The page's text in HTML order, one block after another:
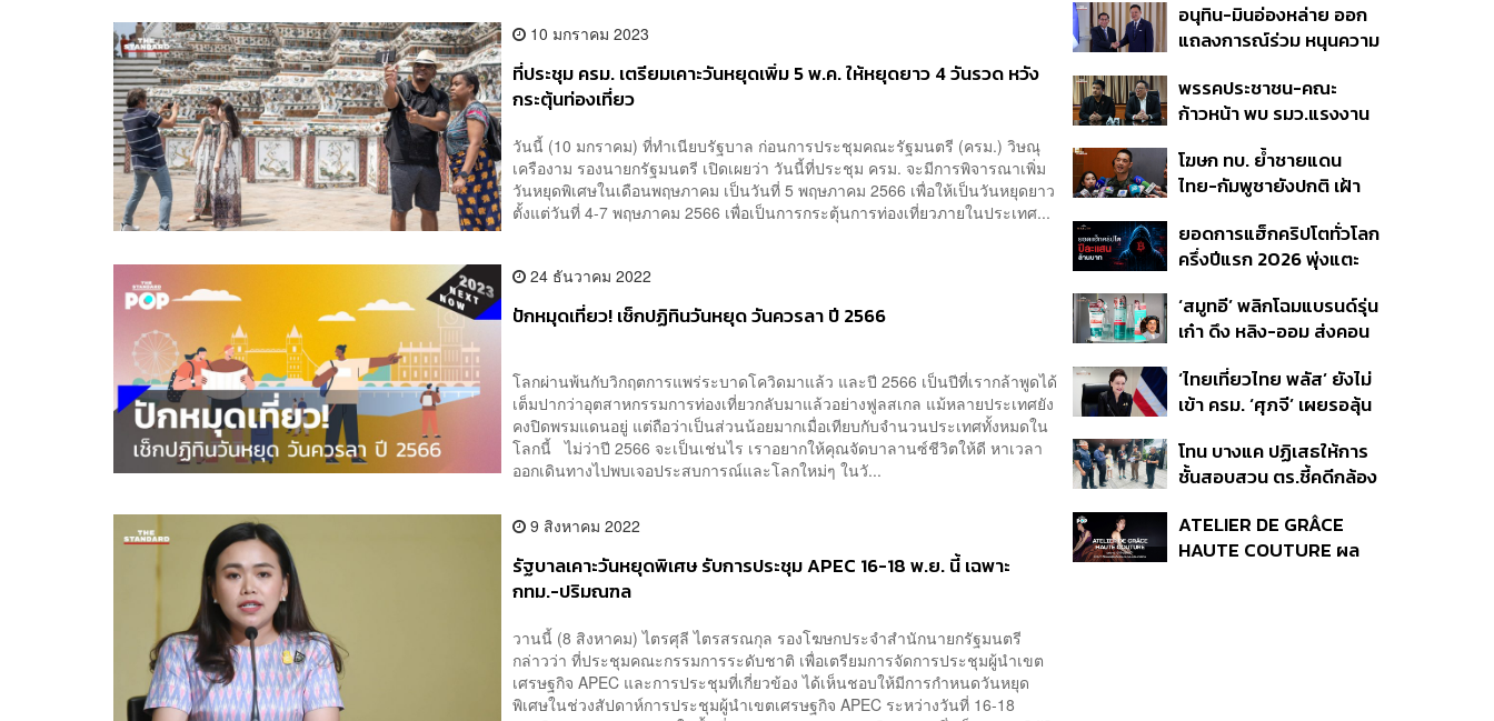
10 มกราคม 2023
ที่ประชุม ครม. เตรียมเคาะวันหยุดเพิ่ม 5 พ.ค. ให้หยุดยาว 4 วันรวด หวัง
กระตุ้นท่องเที่ยว
วันนี้ (10 มกราคม) ที่ทำเนียบรัฐบาล ก่อนการประชุมคณะรัฐมนตรี (ครม.) วิษณุ
เครืองาม รองนายกรัฐมนตรี เปิดเผยว่า วันนี้ที่ประชุม ครม. จะมีการพิจารณาเพิ่ม
วันหยุดพิเศษในเดือนพฤษภาคม เป็นวันที่ 5 พฤษภาคม 2566 เพื่อให้เป็นวันหยุดยาว
ตั้งแต่วันที่ 4-7 พฤษภาคม 2566 เพื่อเป็นการกระตุ้นการท่องเที่ยวภายในประเทศ...
24 ธันวาคม 2022
ปักหมุดเที่ยว! เช็กปฏิทินวันหยุด วันควรลา ปี 2566
โลกผ่านพ้นกับวิกฤตการแพร่ระบาดโควิดมาแล้ว และปี 2566 เป็นปีที่เรากล้าพูดได้
เต็มปากว่าอุตสาหกรรมการท่องเที่ยวกลับมาแล้วอย่างฟูลสเกล แม้หลายประเทศยัง
คงปิดพรมแดนอยู่ แต่ถือว่าเป็นส่วนน้อยมากเมื่อเทียบกับจำนวนประเทศทั้งหมดใน
โลกนี้ ไม่ว่าปี 2566 จะเป็นเช่นไร เราอยากให้คุณจัดบาลานซ์ชีวิตให้ดี หาเวลา
ออกเดินทางไปพบเจอประสบการณ์และโลกใหม่ๆ ในวั...
9 สิงหาคม 2022
รัฐบาลเคาะวันหยุดพิเศษ รับการประชุม APEC 16-18 พ.ย. นี้ เฉพาะ
กทม.-ปริมณฑล
วานนี้ (8 สิงหาคม) ไตรศุลี ไตรสรณกุล รองโฆษกประจำสำนักนายกรัฐมนตรี
กล่าวว่า ที่ประชุมคณะกรรมการระดับชาติ เพื่อเตรียมการจัดการประชุมผู้นำเขต
เศรษฐกิจ APEC และการประชุมที่เกี่ยวข้อง ได้เห็นชอบให้มีการกำหนดวันหยุด
พิเศษในช่วงสัปดาห์การประชุมผู้นำเขตเศรษฐกิจ APEC ระหว่างวันที่ 16-18
ปลายปีนี้
อนุทิน-มินอ่องหล่าย ออก
แถลงการณ์ร่วม หนุนความ
ปราบอาชญากรรมข้าม
ชาติ แก้ปัญหาหมอกควัน-
มลพิษทางน้ำ
พรรคประชาชน-คณะ
ก้าวหน้า พบ รมว.แรงงาน
เบอร์รีฟินแลนด์
โฆษก ทบ. ย้ำชายแดน
ไทย-กัมพูชายังปกติ เฝ้า
ไม่เสียเปรียบเวทีโลก หลัง
กัมพูชายื่น UN รับรอง
ยอดการแฮ็กคริปโตทั่วโลก
ครึ่งปีแรก 2026 พุ่งแตะ
‘สมูทอี’ พลิกโฉมแบรนด์รุ่น
เก๋า ดึง หลิง-ออม ส่งคอน
สกินแคร์ชะลอตัว
‘ไทยเที่ยวไทย พลัส’ ยังไม่
เข้า ครม. ‘ศุภจี’ เผยรอลุ้น
กระจุกตัว
โทน บางแค ปฏิเสธให้การ
ชั้นสอบสวน ตร.ชี้คดีกล้อง
40 ราย ไม่เกี่ยวคดีมาดาม
เก่ง
ATELIER DE GRÂCE
HAUTE COUTURE ผล